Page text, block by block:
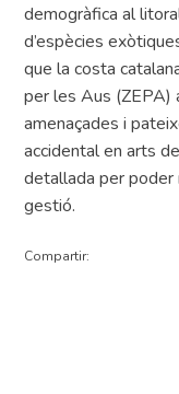
demogràfica al
d’espècies
que la costa
per les Aus (ZEPA)
amenaçades i
accidental en arts
detallada per poder
gestió.
Compartir: